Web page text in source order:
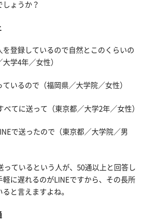
ょうか？
を登録しているので自然とこのくらいの
学4年／女性）
ているので（福岡県／大学院／女性）
べてに送って（東京都／大学2年／女性）
で送ったので（東京都／大学院／男
っているという人が、50通以上と回答し
軽に遅れるのがLINEですから、その長所
と言えますよね。